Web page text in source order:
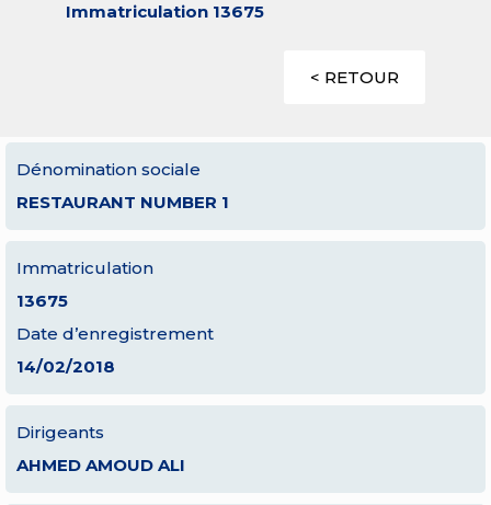
Immatriculation 13675
< RETOUR
Dénomination sociale
RESTAURANT NUMBER 1
Immatriculation
13675
Date d’enregistrement
14/02/2018
Dirigeants
AHMED AMOUD ALI